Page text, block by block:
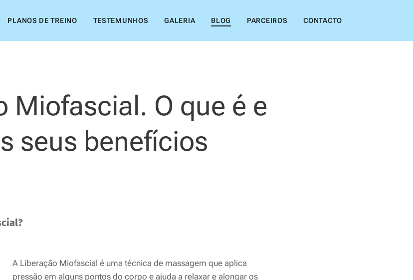
PLANOS DE TREINO TESTEMUNHOS GALERIA BLOG PARCEIROS CONTACTO
Miofascial. O que é e
seus benefícios
A Liberação Miofascial é uma técnica de massagem que aplica
pressão em alguns pontos do corpo e ajuda a relaxar e alongar os